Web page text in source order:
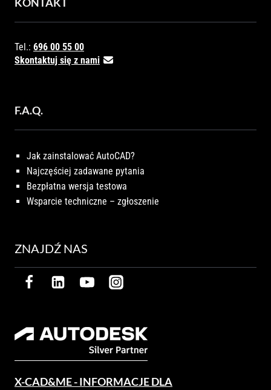
Tel.: 696 00 55 00
Skontaktuj się z nami
F.A.Q.
Jak zainstalować AutoCAD?
Najczęściej zadawane pytania
Bezpłatna wersja testowa
Wsparcie techniczne – zgłoszenie
ZNAJDŹ NAS
X-CAD&ME - INFORMACJE DLA